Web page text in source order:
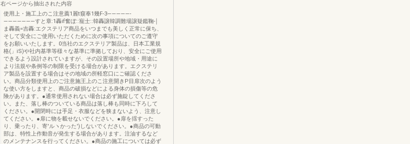
右ページから抽出された内容
使用上・施工上のこ注意薦1麗t窺奉1幾F-3―――――‐
―――――――すと章:1轟if奮ぼ::寵士::韓轟譲韓調難場譲疑鑑鞠‐￨
ま轟義=吉轟:エクステリア商品をいつまでも美しく正常に保ち、
そして安全にご使用いただくために次の事項についてのご遵守
をお願いいたします。0当社のエクステリア製品は、日本工業規
格(」iS)や社内基準等様々な基準に準拠しており、安全にご使用
できるよう設計されていますが、その設置場所や地域・用途に
より法規や条例等の制限を受ける場合があります。エクステリ
ア製品を設置する場合はその地域の所軽窓口にご確認くださ
い。商品分類使用上のご注意施王上のこ注意開きP目扉次のよう
な使い方をしますと、商品の破損などによる身体の損傷等の危
険があります。●通常使用されない場合は必ず施錠してくださ
い。また、落し棒のついている商品は落し棒も同時に下ろして
ください。●開閉時には手足・衣服などを狭まないよう、注意し
てください。●扉に物を載せないでください。●扉を揺すった
り、乗ったり、寄'ルヽかった')しないでください。●商品の可動
部は、特性上作動音が発生する場合があります。注油するなど
のメンテナンスを行ってください。●商品の施工については必ず